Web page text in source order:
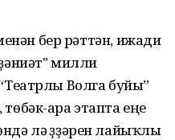
бер рәттән, ижади
милли
Волга буйы”
ара этапта еңеү
лә үҙҙәрен лайыҡлы